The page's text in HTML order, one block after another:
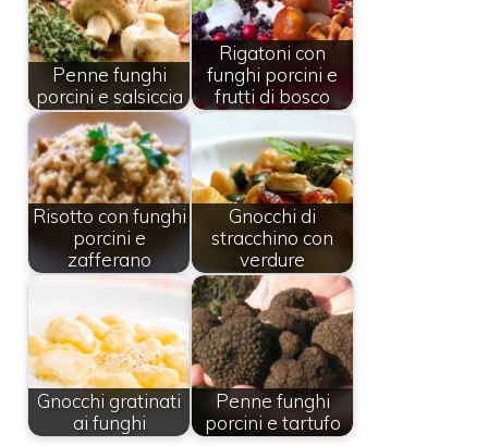
Penne funghi
porcini e salsiccia
Rigatoni con
funghi porcini e
frutti di bosco
Risotto con funghi
porcini e
zafferano
Gnocchi di
stracchino con
verdure
Gnocchi gratinati
ai funghi
Penne funghi
porcini e tartufo